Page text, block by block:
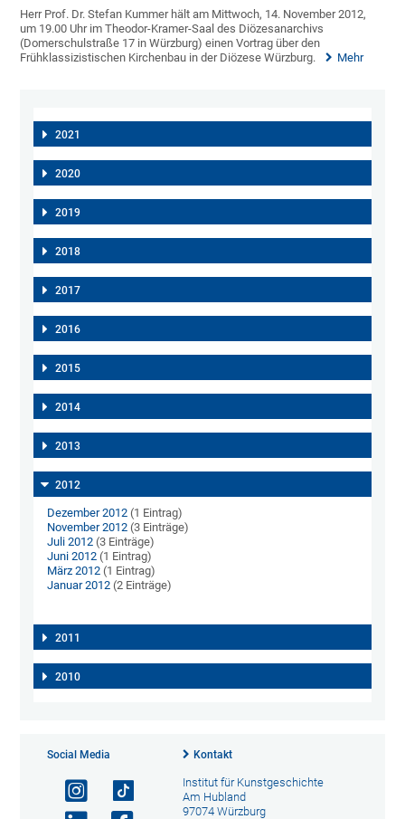
Herr Prof. Dr. Stefan Kummer hält am Mittwoch, 14. November 2012,
um 19.00 Uhr im Theodor-Kramer-Saal des Diözesanarchivs
(Domerschulstraße 17 in Würzburg) einen Vortrag über den
Frühklassizistischen Kirchenbau in der Diözese Würzburg.
Mehr
2021
2020
2019
2018
2017
2016
2015
2014
2013
2012
Dezember 2012 (1 Eintrag)
November 2012 (3 Einträge)
Juli 2012 (3 Einträge)
Juni 2012 (1 Eintrag)
März 2012 (1 Eintrag)
Januar 2012 (2 Einträge)
2011
2010
Social Media Kontakt
Institut für Kunstgeschichte
Am Hubland
97074 Würzburg